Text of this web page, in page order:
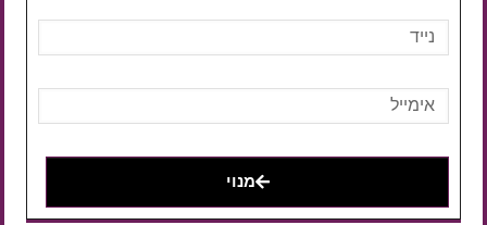
מנוי